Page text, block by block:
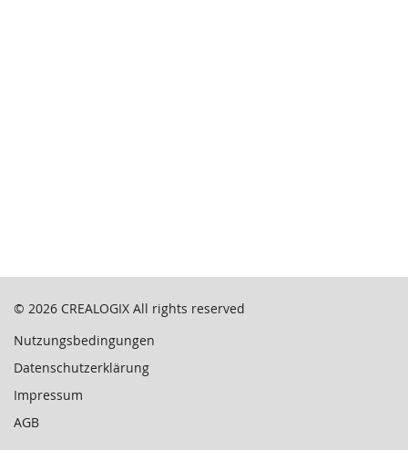
© 2026 CREALOGIX All rights reserved
Nutzungsbedingungen
Datenschutzerklärung
Impressum
AGB